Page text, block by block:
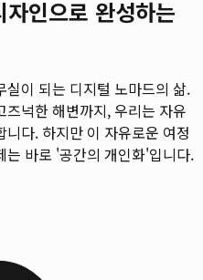
인으로 완성하는
이 되는 디지털 노마드의 삶.
넉한 해변까지, 우리는 자유
다. 하지만 이 자유로운 여정
는 바로 '공간의 개인화'입니다.